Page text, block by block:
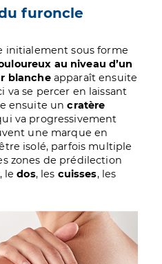
furoncle
initialement sous forme
au niveau d’un
blanche apparaît ensuite
va se percer en laissant
ensuite un cratère
va progressivement
une marque en
isolé, parfois multiple
zones de prédilection
, ledos, les cuisses, les